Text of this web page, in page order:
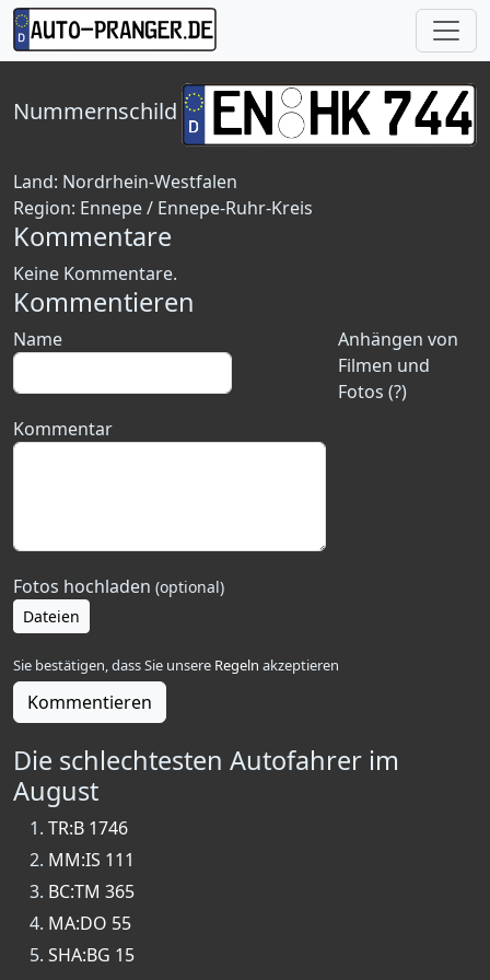
Nummernschild
Land: Nordrhein-Westfalen
Region: Ennepe / Ennepe-Ruhr-Kreis
Kommentare
Keine Kommentare.
Kommentieren
Anhängen von
Filmen und
Fotos (?)
Name
Kommentar
Fotos hochladen (optional)
Dateien
Sie bestätigen, dass Sie unsere Regeln akzeptieren
Kommentieren
Die schlechtesten Autofahrer im
August
TR:B 1746
MM:IS 111
BC:TM 365
MA:DO 55
SHA:BG 15